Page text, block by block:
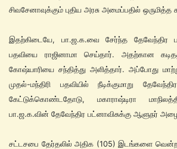
சிவசேனாவுக்கும் புதிய அரசு அமைப்பதில் ஒருமித்த
இதற்கிடையே, பா.ஜ.க.வை சேர்ந்த தேவேந்திர
பதவியை ராஜினாமா செய்தார். அதற்கான
கோஷ்யாரியை சந்தித்து அளித்தார். அப்போது
முதல்-மந்திரி பதவியில் நீடிக்குமாறு
கேட்டுக்கொண்டதோடு, மகாராஷ்டிரா
பா.ஜ.க.வின் தேவேந்திர பட்னாவிசுக்கு ஆளுநர்
சட்டசபை தேர்தலில் அதிக (105) இடங்களை